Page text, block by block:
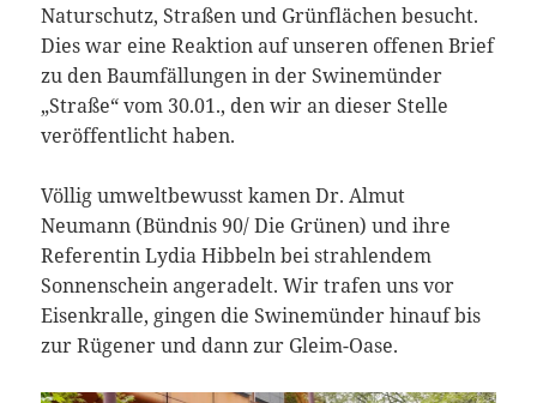
Naturschutz, Straßen und Grünflächen besucht.
Dies war eine Reaktion auf unseren offenen Brief
zu den Baumfällungen in der Swinemünder
„Straße“ vom 30.01., den wir an dieser Stelle
veröffentlicht haben.
Völlig umweltbewusst kamen Dr. Almut
Neumann (Bündnis 90/ Die Grünen) und ihre
Referentin Lydia Hibbeln bei strahlendem
Sonnenschein angeradelt. Wir trafen uns vor
Eisenkralle, gingen die Swinemünder hinauf bis
zur Rügener und dann zur Gleim-Oase.